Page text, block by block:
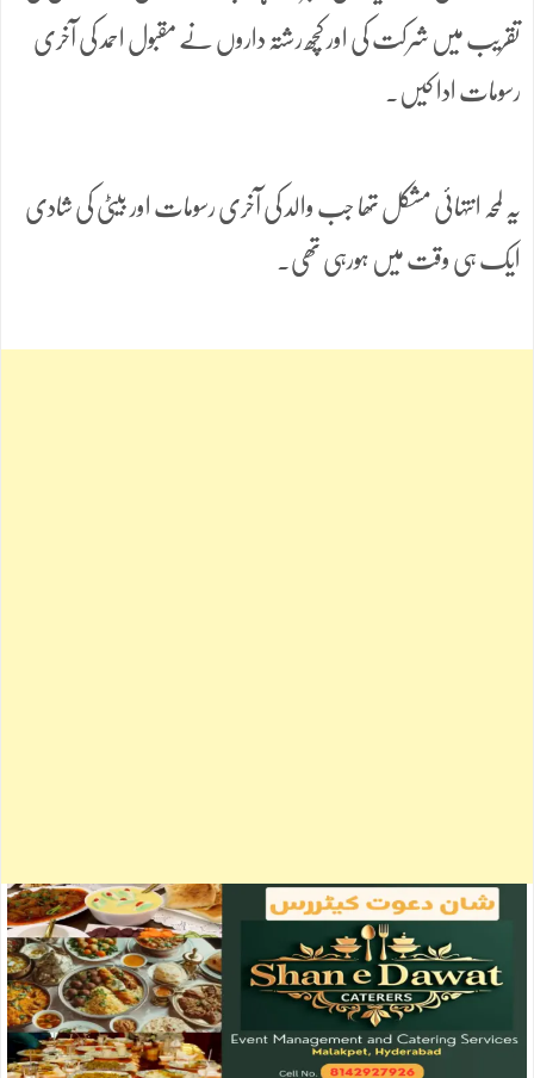
تقریب میں شرکت کی اور کچھ رشتہ داروں نے مقبول احمد کی آخری
رسومات ادا کیں۔
یہ لمحہ انتہائی مشکل تھا جب والد کی آخری رسومات اور بیٹی کی شادی
ایک ہی وقت میں ہورہی تھی۔